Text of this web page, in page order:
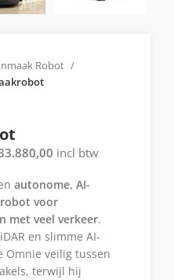
Robot
incl btw
autonome, AI-
voor
met veel verkeer.
en slimme AI-
Omnie veilig tussen
terwijl hij